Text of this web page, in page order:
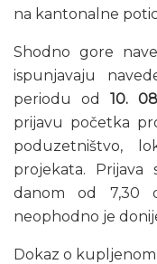
na kantonalne
Shodno gore
ispunjavaju
periodu od 10.
prijavu početka
poduzetništvo,
projekata. Prijava
danom od 7,30
neophodno je
Dokaz o